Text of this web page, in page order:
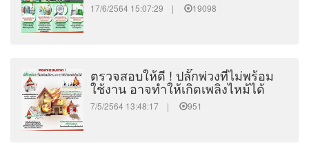
17/6/2564 15:07:29 | 19098
ตรวจสอบให้ดี ! ปลั๊กพ่วงที่ไม่พร้อม
ใช้งาน อาจทำให้เกิดเพลิงไหม้ได้
7/5/2564 13:48:17 | 951